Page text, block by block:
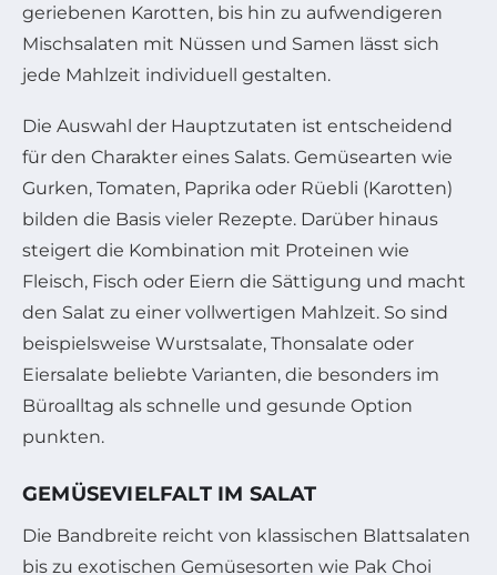
geriebenen Karotten, bis hin zu aufwendigeren
Mischsalaten mit Nüssen und Samen lässt sich
jede Mahlzeit individuell gestalten.
Die Auswahl der Hauptzutaten ist entscheidend
für den Charakter eines Salats. Gemüsearten wie
Gurken, Tomaten, Paprika oder Rüebli (Karotten)
bilden die Basis vieler Rezepte. Darüber hinaus
steigert die Kombination mit Proteinen wie
Fleisch, Fisch oder Eiern die Sättigung und macht
den Salat zu einer vollwertigen Mahlzeit. So sind
beispielsweise Wurstsalate, Thonsalate oder
Eiersalate beliebte Varianten, die besonders im
Büroalltag als schnelle und gesunde Option
punkten.
GEMÜSEVIELFALT IM SALAT
Die Bandbreite reicht von klassischen Blattsalaten
bis zu exotischen Gemüsesorten wie Pak Choi